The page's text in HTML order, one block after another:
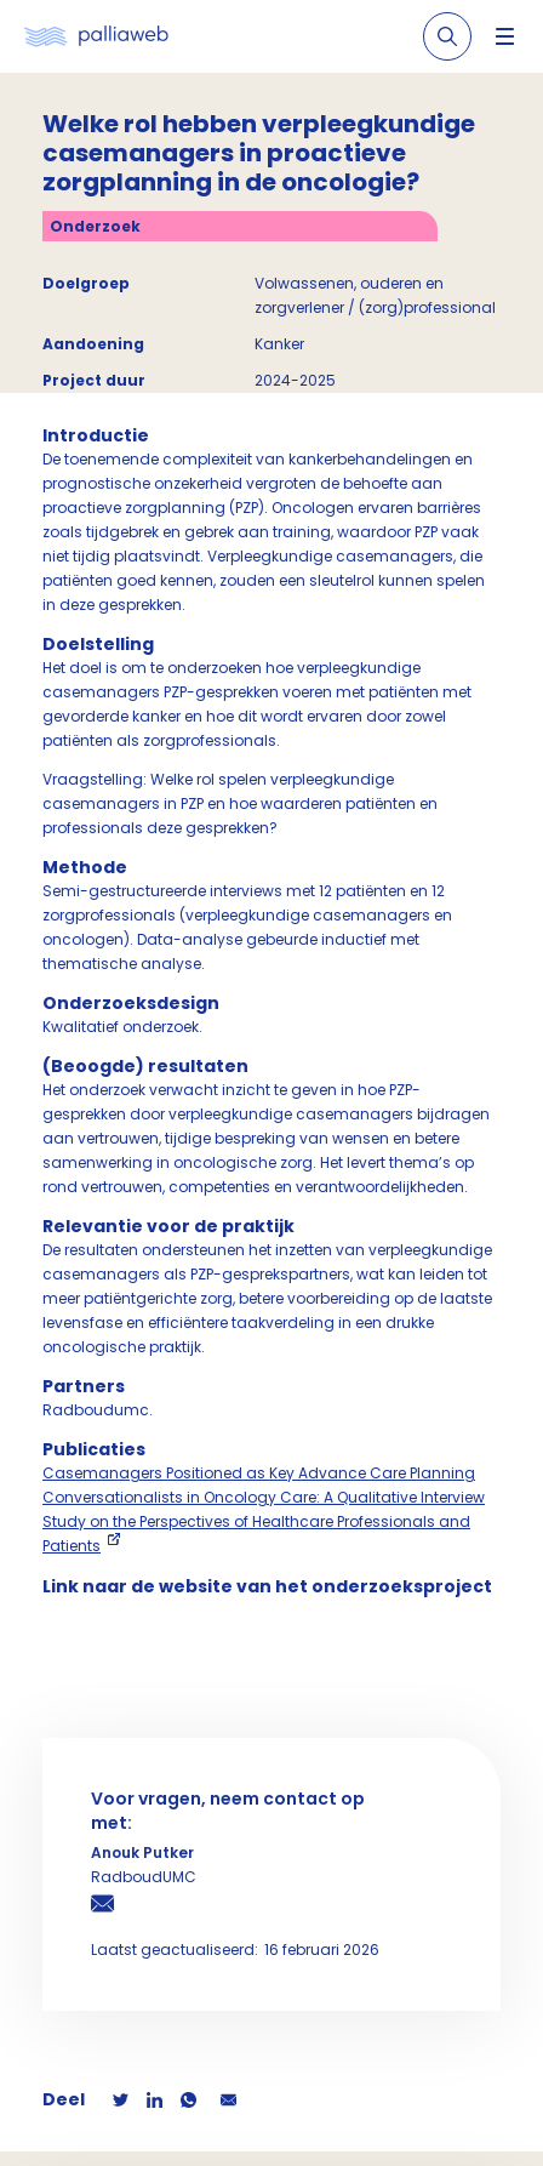
Welke rol hebben verpleegkundige
casemanagers in proactieve
zorgplanning in de oncologie?
Onderzoek
Doelgroep
Volwassenen, ouderen en
zorgverlener / (zorg)professional
Aandoening
Kanker
Project duur
2024-2025
Introductie
De toenemende complexiteit van kankerbehandelingen en
prognostische onzekerheid vergroten de behoefte aan
proactieve zorgplanning (PZP). Oncologen ervaren barrières
zoals tijdgebrek en gebrek aan training, waardoor PZP vaak
niet tijdig plaatsvindt. Verpleegkundige casemanagers, die
patiënten goed kennen, zouden een sleutelrol kunnen spelen
in deze gesprekken.
Doelstelling
Het doel is om te onderzoeken hoe verpleegkundige
casemanagers PZP-gesprekken voeren met patiënten met
gevorderde kanker en hoe dit wordt ervaren door zowel
patiënten als zorgprofessionals.
Vraagstelling: Welke rol spelen verpleegkundige
casemanagers in PZP en hoe waarderen patiënten en
professionals deze gesprekken?
Methode
Semi-gestructureerde interviews met 12 patiënten en 12
zorgprofessionals (verpleegkundige casemanagers en
oncologen). Data-analyse gebeurde inductief met
thematische analyse.
Onderzoeksdesign
Kwalitatief onderzoek.
(Beoogde) resultaten
Het onderzoek verwacht inzicht te geven in hoe PZP-
gesprekken door verpleegkundige casemanagers bijdragen
aan vertrouwen, tijdige bespreking van wensen en betere
samenwerking in oncologische zorg. Het levert thema’s op
rond vertrouwen, competenties en verantwoordelijkheden.
Relevantie voor de praktijk
De resultaten ondersteunen het inzetten van verpleegkundige
casemanagers als PZP-gesprekspartners, wat kan leiden tot
meer patiëntgerichte zorg, betere voorbereiding op de laatste
levensfase en efficiëntere taakverdeling in een drukke
oncologische praktijk.
Partners
Radboudumc.
Publicaties
Casemanagers Positioned as Key Advance Care Planning
Conversationalists in Oncology Care: A Qualitative Interview
Study on the Perspectives of Healthcare Professionals and
Patients
Link naar de website van het onderzoeksproject
Voor vragen, neem contact op
met:
Anouk Putker
RadboudUMC
Laatst geactualiseerd: 16 februari 2026
Deel